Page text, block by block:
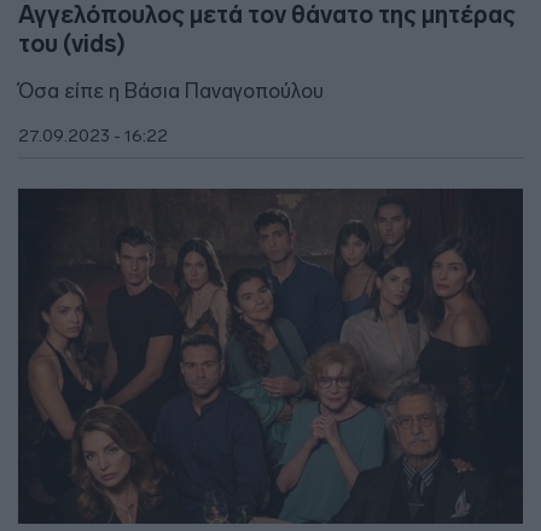
Αγγελόπουλος μετά τον θάνατο της μητέρας
του (vids)
Όσα είπε η Βάσια Παναγοπούλου
27.09.2023 - 16:22